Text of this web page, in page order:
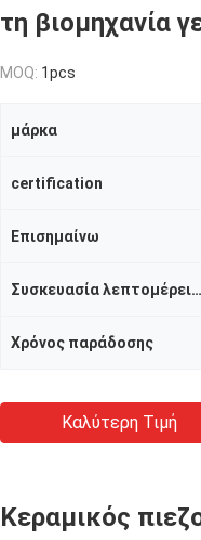
τη βιομηχανία
MOQ: 1pcs
μάρκα
certification
Επισημαίνω
Συσκευασία λεπτομέρειες
Χρόνος παράδοσης
Καλύτερη Τιμή
Κεραμικός